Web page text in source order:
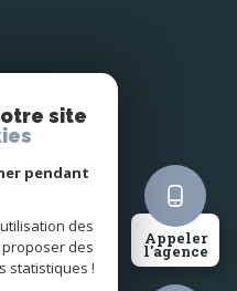
Appeler
l'agence
site
pendant
des
des
statistiques !